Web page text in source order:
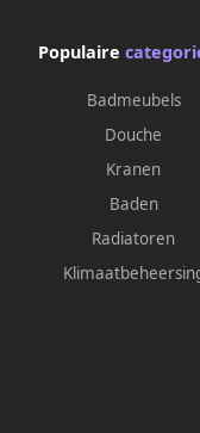
Populaire
Badmeubels
Douche
Kranen
Baden
Radiatoren